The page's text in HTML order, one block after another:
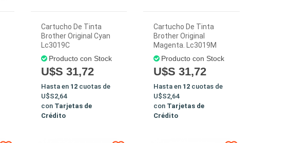
Cartucho De Tinta
Brother Original Cyan
Lc3019C
Producto con Stock
U$S 31,72
Hasta en 12 cuotas de
U$S2,64
con Tarjetas de
Crédito
Cartucho De Tinta
Brother Original
Magenta. Lc3019M
Producto con Stock
U$S 31,72
Hasta en 12 cuotas de
U$S2,64
con Tarjetas de
Crédito